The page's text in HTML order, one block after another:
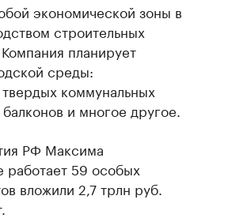
экономической зоны в
строительных
планирует
среды:
коммунальных
и многое другое.
РФ Максима
работает 59 особых
вложили 2,7 трлн руб.